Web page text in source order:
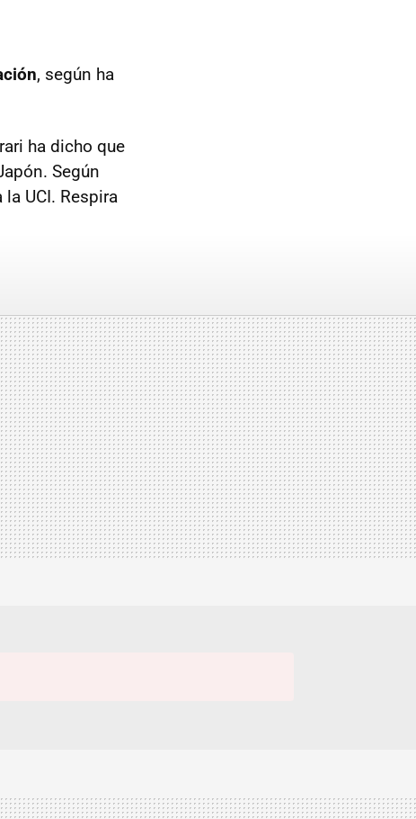
, según ha
ha dicho que
Según
UCI. Respira